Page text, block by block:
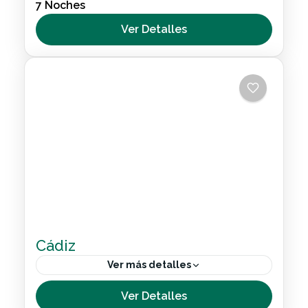
los viajeros nacionales e internacionales que
buscan una experiencia accesible e
inigualable. La isla destaca no solo por su...
Nacional
7 Noches
Ver Detalles
Cádiz
Ver más detalles
En este programa, que hemos diseñado
Ver Detalles